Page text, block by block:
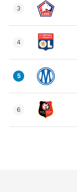
3
4
5
6